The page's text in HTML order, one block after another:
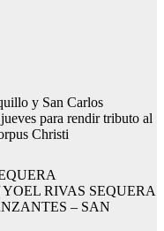
y San Carlos
para rendir tributo al
Christi
RIVAS SEQUERA
– SAN